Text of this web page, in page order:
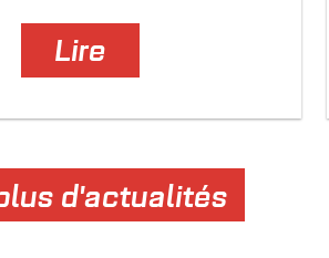
Lire
d'actualités